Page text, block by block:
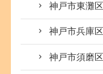
神戸市東灘区
神戸市兵庫区
神戸市須磨区